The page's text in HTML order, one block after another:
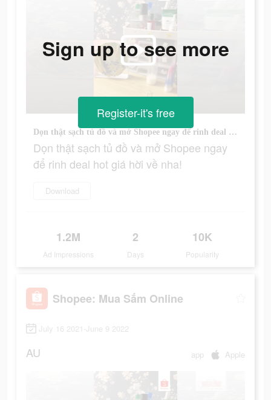
Dọn thật sạch tủ đồ và mở Shopee ngay để rinh deal hot giá hời về nha!
Dọn thật sạch tủ đồ và mở Shopee ngay
để rinh deal hot giá hời về nha!
Download
1.2M
Ad Impressions
2
Days
10K
Popularity
Sign up to see more
Register-it's free
Shopee: Mua Sắm Online
July 16 2021-June 9 2022
AU app Apple